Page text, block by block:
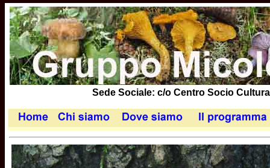
Sede Sociale: c/o Centro Socio